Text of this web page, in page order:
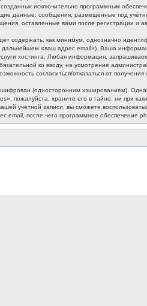
исключительно программным
данные: сообщения, размещённые под
оставленные вами после регистрации и
содержать, как минимум, однозначно
дальнейшем «ваш адрес email»). Ваша
хостинга. Любая информация,
ко вводу, на усмотрение
согласиться/отказаться от
(односторонним хэшированием).
пожалуйста, храните его в тайне, ни при
учётной записи, вы сможете
email, после чего программное обеспечение